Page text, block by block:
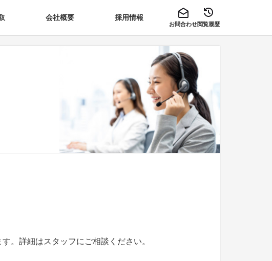
会社概要 採用情報
お問合わせ閲覧履歴
。詳細はスタッフにご相談ください。